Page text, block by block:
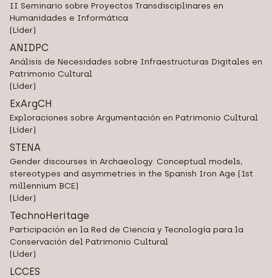
II Seminario sobre Proyectos Transdisciplinares en
Humanidades e Informática
(Líder)
ANIDPC
Análisis de Necesidades sobre Infraestructuras Digitales en
Patrimonio Cultural
(Líder)
ExArgCH
Exploraciones sobre Argumentación en Patrimonio Cultural
(Líder)
STENA
Gender discourses in Archaeology. Conceptual models,
stereotypes and asymmetries in the Spanish Iron Age (1st
millennium BCE)
(Líder)
TechnoHeritage
Participación en la Red de Ciencia y Tecnología para la
Conservación del Patrimonio Cultural
(Líder)
LCCES